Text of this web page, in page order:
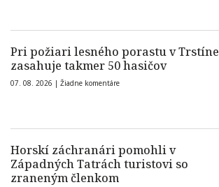
Pri požiari lesného porastu v Trstíne
zasahuje takmer 50 hasičov
07. 08. 2026 | Žiadne komentáre
Horskí záchranári pomohli v
Západných Tatrách turistovi so
zraneným členkom